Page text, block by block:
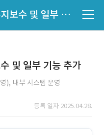
기 개발된 웹사이트 유지보수 및 일부 기능 추가
및 일부 기능 추가
), 내부 시스템 운영
등록 일자 2025.04.28.